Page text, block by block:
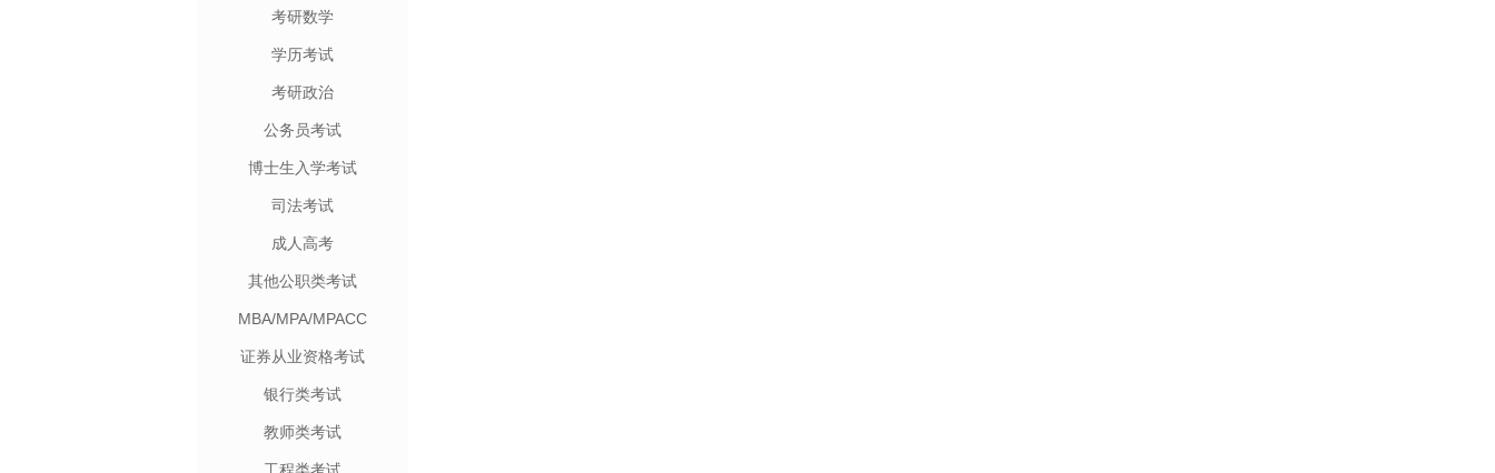
考研数学
学历考试
考研政治
公务员考试
博士生入学考试
司法考试
成人高考
其他公职类考试
MBA/MPA/MPACC
证券从业资格考试
银行类考试
教师类考试